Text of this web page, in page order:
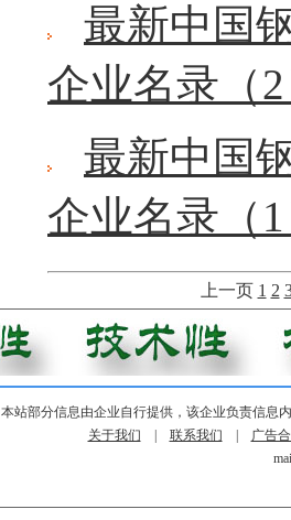
最新中国
企业名录（
最新中国
企业名录（
上一页 1 2
本站部分信息由企业自行提供，该企业负责信息
关于我们
联系我们
广告